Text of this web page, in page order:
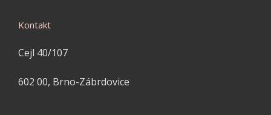
Kontakt
Cejl 40/107
602 00, Brno-Zábrdovice